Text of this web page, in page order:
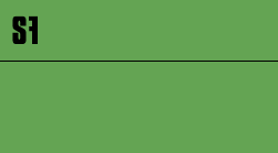
Zum Footer springen